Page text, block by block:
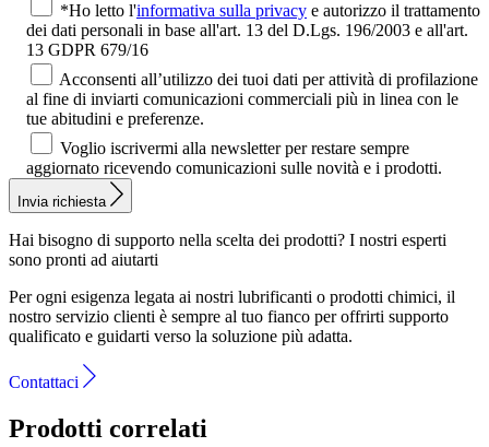
*Ho letto l'informativa sulla privacy e autorizzo il trattamento
dei dati personali in base all'art. 13 del D.Lgs. 196/2003 e all'art.
13 GDPR 679/16
Acconsenti all’utilizzo dei tuoi dati per attività di profilazione
al fine di inviarti comunicazioni commerciali più in linea con le
tue abitudini e preferenze.
Voglio iscrivermi alla newsletter per restare sempre
aggiornato ricevendo comunicazioni sulle novità e i prodotti.
Invia richiesta
Hai bisogno di supporto nella scelta dei prodotti? I nostri esperti
sono pronti ad aiutarti
Per ogni esigenza legata ai nostri lubrificanti o prodotti chimici, il
nostro servizio clienti è sempre al tuo fianco per offrirti supporto
qualificato e guidarti verso la soluzione più adatta.
Contattaci
Prodotti correlati